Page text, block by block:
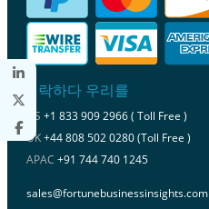
연락하다 우리를
US +1 833 909 2966 ( Toll Free )
UK+44 808 502 0280 (Toll Free )
APAC +91 744 740 1245
sales@fortunebusinessinsights.com